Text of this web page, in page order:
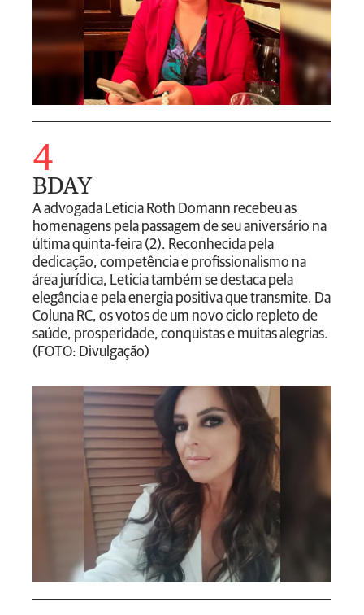
4
BDAY
A advogada Leticia Roth Domann recebeu as
homenagens pela passagem de seu aniversário na
última quinta-feira (2). Reconhecida pela
dedicação, competência e profissionalismo na
área jurídica, Leticia também se destaca pela
elegância e pela energia positiva que transmite. Da
Coluna RC, os votos de um novo ciclo repleto de
saúde, prosperidade, conquistas e muitas alegrias.
(FOTO: Divulgação)